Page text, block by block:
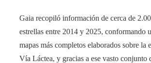
Gaia recopiló información de cerca de
estrellas entre 2014 y 2025, conformando
mapas más completos elaborados sobre la
Vía Láctea, y gracias a ese vasto conjunto